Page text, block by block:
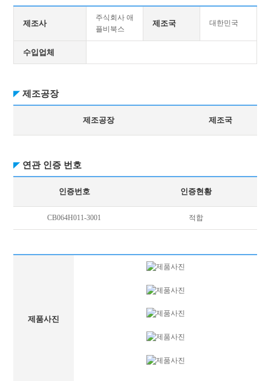
제조사
주식회사 애
플비북스
제조국 대한민국
수입업체
제조공장
제조공장 제조국
연관 인증 번호
인증번호 인증현황
CB064H011-3001 적합
제품사진